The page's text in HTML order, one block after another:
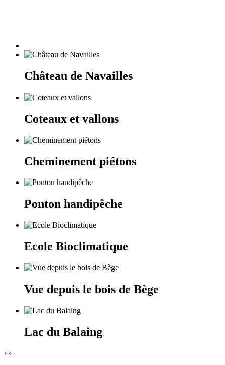
Château de Navailles
Coteaux et vallons
Cheminement piétons
Ponton handipêche
Ecole Bioclimatique
Vue depuis le bois de Bège
Lac du Balaing
› ‹